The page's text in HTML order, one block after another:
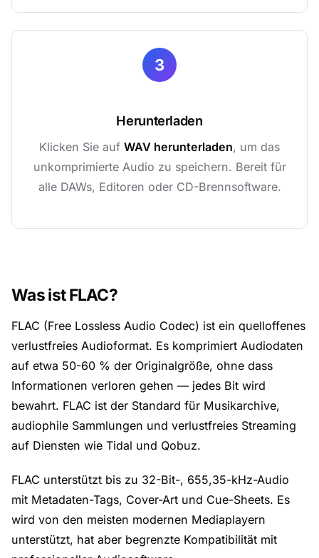
3
Herunterladen
Klicken Sie auf WAV herunterladen, um das
unkomprimierte Audio zu speichern. Bereit für
alle DAWs, Editoren oder CD-Brennsoftware.
Was ist FLAC?
FLAC (Free Lossless Audio Codec) ist ein quelloffenes
verlustfreies Audioformat. Es komprimiert Audiodaten
auf etwa 50-60 % der Originalgröße, ohne dass
Informationen verloren gehen — jedes Bit wird
bewahrt. FLAC ist der Standard für Musikarchive,
audiophile Sammlungen und verlustfreies Streaming
auf Diensten wie Tidal und Qobuz.
FLAC unterstützt bis zu 32-Bit-, 655,35-kHz-Audio
mit Metadaten-Tags, Cover-Art und Cue-Sheets. Es
wird von den meisten modernen Mediaplayern
unterstützt, hat aber begrenzte Kompatibilität mit